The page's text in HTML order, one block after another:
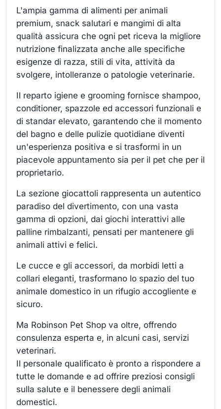
L'ampia gamma di alimenti per animali
premium, snack salutari e mangimi di alta
qualità assicura che ogni pet riceva la migliore
nutrizione finalizzata anche alle specifiche
esigenze di razza, stili di vita, attività da
svolgere, intolleranze o patologie veterinarie.
Il reparto igiene e grooming fornisce shampoo,
conditioner, spazzole ed accessori funzionali e
di standar elevato, garantendo che il momento
del bagno e delle pulizie quotidiane diventi
un'esperienza positiva e si trasformi in un
piacevole appuntamento sia per il pet che per il
proprietario.
La sezione giocattoli rappresenta un autentico
paradiso del divertimento, con una vasta
gamma di opzioni, dai giochi interattivi alle
palline rimbalzanti, pensati per mantenere gli
animali attivi e felici.
Le cucce e gli accessori, da morbidi letti a
collari eleganti, trasformano lo spazio del tuo
animale domestico in un rifugio accogliente e
sicuro.
Ma Robinson Pet Shop va oltre, offrendo
consulenza esperta e, in alcuni casi, servizi
veterinari.
Il personale qualificato è pronto a rispondere a
tutte le domande e ad offrire preziosi consigli
sulla salute e il benessere degli animali
domestici.